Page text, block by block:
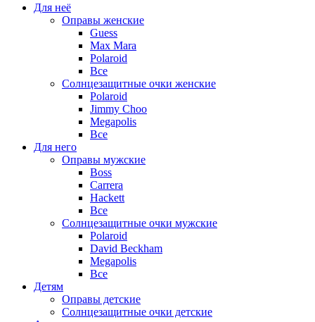
Для неё
Оправы женские
Guess
Max Mara
Polaroid
Все
Солнцезащитные очки женские
Polaroid
Jimmy Choo
Megapolis
Все
Для него
Оправы мужские
Boss
Carrera
Hackett
Все
Солнцезащитные очки мужские
Polaroid
David Beckham
Megapolis
Все
Детям
Оправы детские
Солнцезащитные очки детские